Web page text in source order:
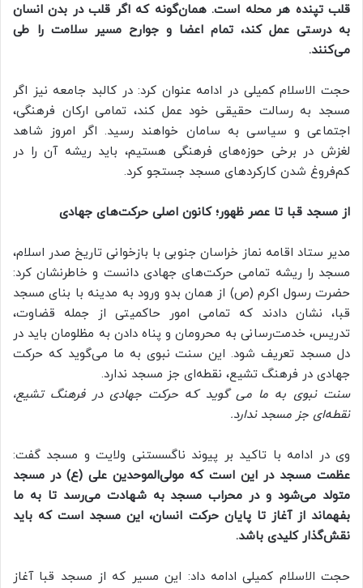
قلب تپنده هر محله است. همان‌گونه که اگر قلب در بدن انسان
به درستی عمل کند، تمام اعضا و جوارح مسیر سلامت را طی
می‌کنند.
حجت الاسلام کمیلی در ادامه عنوان کرد: در کالبد جامعه نیز اگر
مسجد به رسالت حقیقی خود عمل کند، تمامی ارکان فرهنگی،
اجتماعی و سیاسی به سامان خواهند رسید. اگر امروز شاهد
لغزش در برخی حوزه‌های فرهنگی هستیم، باید ریشه آن را در
کم‌فروغ شدن کارکردهای مسجد جستجو کرد.
از مسجد قبا تا عصر ظهور؛ کانون اصلی حرکت‌های جهادی
مدیر ستاد اقامه نماز خراسان جنوبی با بازخوانی تاریخ صدر اسلام،
مسجد را ریشه تمامی حرکت‌های جهادی دانست و خاطرنشان کرد:
حضرت رسول اکرم (ص) از همان بدو ورود به مدینه با بنای مسجد
قبا، نشان دادند که تمامی امور حاکمیتی از جمله قضاوت،
تدریس، خدمت‌رسانی به محرومان و پناه دادن به مظلومان باید در
دل مسجد تعریف شود. این سنت نبوی به ما می‌گوید که حرکت
جهادی در فرهنگ تشیع، نقطه‌ای جز مسجد ندارد.
سنت نبوی به ما می گوید که حرکت جهادی در فرهنگ تشیع،
نقطه‌ای جز مسجد ندارد.
وی در ادامه با تاکید بر پیوند ناگسستنی ولایت و مسجد گفت:
عظمت مسجد در این است که مولی‌الموحدین علی (ع) در مسجد
متولد می‌شود و در محراب مسجد به شهادت می‌رسد تا به ما
بفهماند از آغاز تا پایان حرکت انسان، این مسجد است که باید
نقش‌گذار کلیدی باشد.
حجت الاسلام کمیلی ادامه داد: این مسیر که از مسجد قبا آغاز